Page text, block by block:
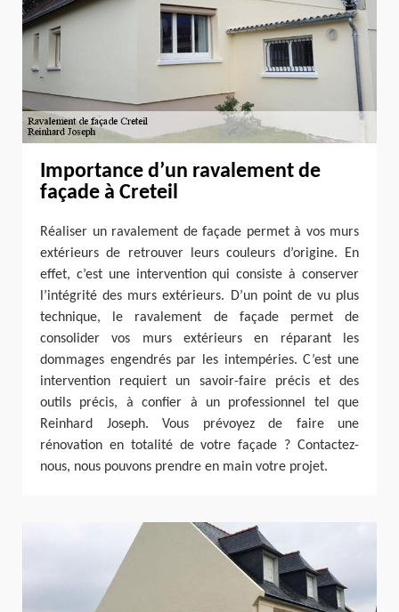
Importance d’un ravalement de
façade à Creteil
Réaliser un ravalement de façade permet à vos murs
extérieurs de retrouver leurs couleurs d’origine. En
effet, c’est une intervention qui consiste à conserver
l’intégrité des murs extérieurs. D’un point de vu plus
technique, le ravalement de façade permet de
consolider vos murs extérieurs en réparant les
dommages engendrés par les intempéries. C’est une
intervention requiert un savoir-faire précis et des
outils précis, à confier à un professionnel tel que
Reinhard Joseph. Vous prévoyez de faire une
rénovation en totalité de votre façade ? Contactez-
nous, nous pouvons prendre en main votre projet.